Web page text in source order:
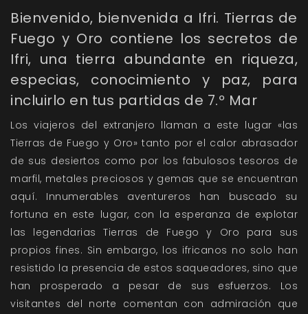
Bienvenido, bienvenida a Ifri. Tierras de
Fuego y Oro contiene los secretos de
Ifri, una tierra abundante en riqueza,
especias, conocimiento y paz, para
incluirlo en tus partidas de 7.º Mar
Los viajeros del extranjero llaman a este lugar «las
Tierras de Fuego y Oro» tanto por el calor abrasador
de sus desiertos como por los fabulosos tesoros de
marfil, metales preciosos y gemas que se encuentran
aquí. Innumerables aventureros han buscado su
fortuna en este lugar, con la esperanza de explotar
las legendarias Tierras de Fuego y Oro para sus
propios fines. Sin embargo, los ifricanos no solo han
resistido la presencia de estos saqueadores, sino que
han prosperado a pesar de sus esfuerzos. Los
visitantes del norte comentan con admiración que